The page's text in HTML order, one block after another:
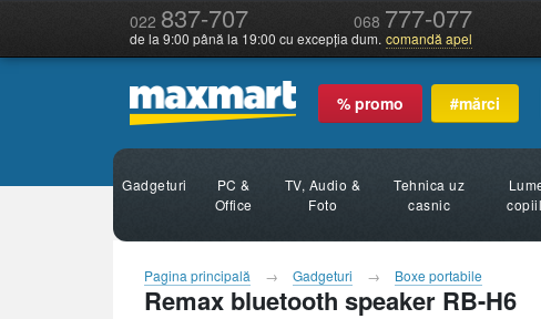
022 837-707 068 777-077
de la 9:00 până la 19:00 cu excepția dum. comandă apel
% promo #mărci
Gadgeturi
PC &
Office
TV, Audio &
Foto
Tehnica uz
casnic
Pagina principală Gadgeturi Boxe portabile
Remax bluetooth speaker RB-H6